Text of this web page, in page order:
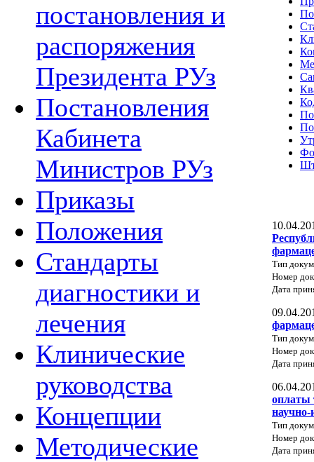
постановления и
распоряжения
Президента РУз
Постановления
Кабинета
Министров РУз
Приказы
Положения
Стандарты
диагностики и
лечения
Клинические
руководства
Концепции
Методические
Тип
Номер
Дата
Тип
Номер
Дата
оплаты
научно-
Тип
Номер
Дата